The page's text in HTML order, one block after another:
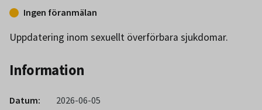
Ingen föranmälan
Uppdatering inom sexuellt överförbara sjukdomar.
Information
Datum:
2026-06-05